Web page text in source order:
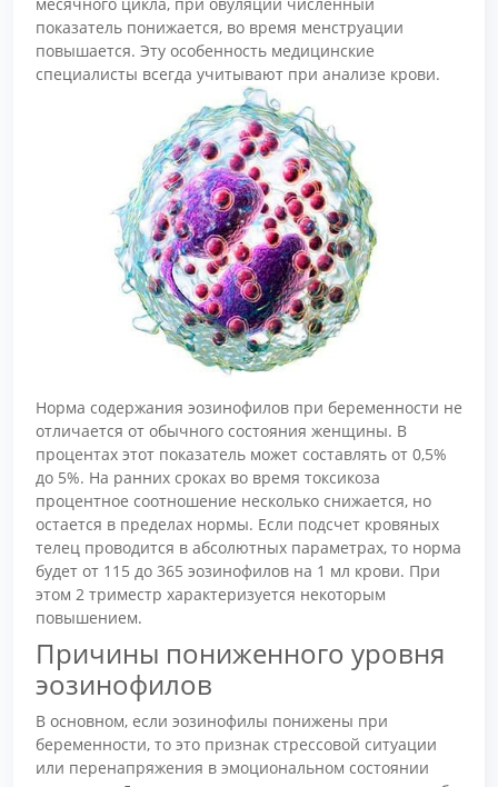
показатель понижается, во время менструации
повышается. Эту особенность медицинские
специалисты всегда учитывают при анализе крови.
Норма содержания эозинофилов при беременности не
отличается от обычного состояния женщины. В
процентах этот показатель может составлять от 0,5%
до 5%. На ранних сроках во время токсикоза
процентное соотношение несколько снижается, но
остается в пределах нормы. Если подсчет кровяных
телец проводится в абсолютных параметрах, то норма
будет от 115 до 365 эозинофилов на 1 мл крови. При
этом 2 триместр характеризуется некоторым
повышением.
Причины пониженного уровня
эозинофилов
В основном, если эозинофилы понижены при
беременности, то это признак стрессовой ситуации
или перенапряжения в эмоциональном состоянии